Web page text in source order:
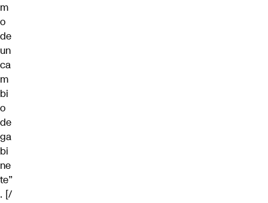
m
o
de
un
ca
m
bi
o
de
ga
bi
ne
te”
. [/